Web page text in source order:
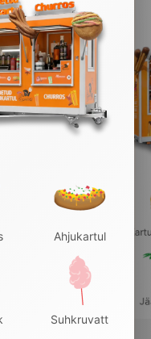
Ahjukartul
Suhkruvatt